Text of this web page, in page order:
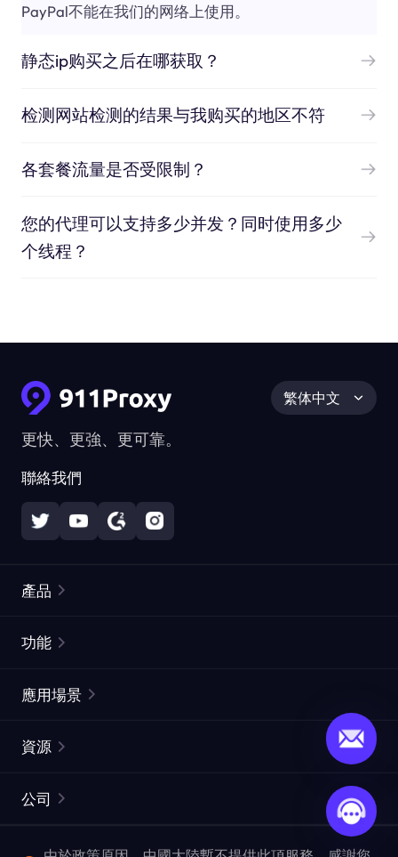
PayPal不能在我们的网络上使用。
静态ip购买之后在哪获取？
检测网站检测的结果与我购买的地区不符
各套餐流量是否受限制？
您的代理可以支持多少并发？同时使用多少
个线程？
更快、更強、更可靠。
聯絡我們
繁体中文
產品
靜態住宅代理
網頁擷取 API
功能
ISP代理
ProxySite
應用場景
市場研究
資源
常見問題解答
公司